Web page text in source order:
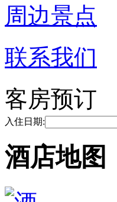
周边景点
联系我们
客房预订
入住日期:
酒店地图